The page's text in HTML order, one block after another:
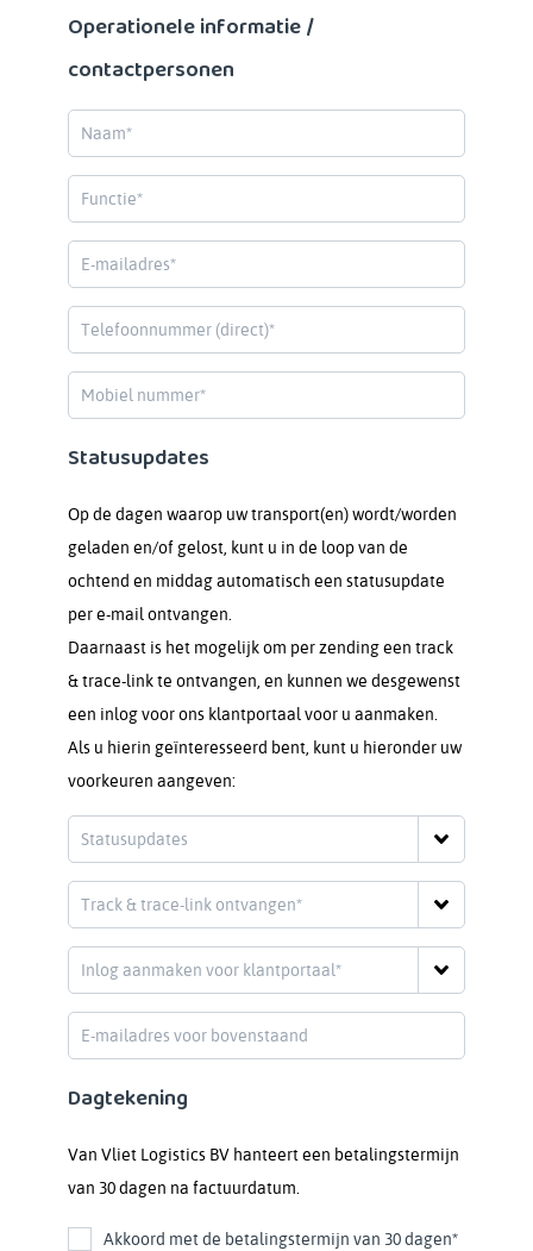
Operationele informatie /
contactpersonen
Statusupdates
Op de dagen waarop uw transport(en) wordt/worden
geladen en/of gelost, kunt u in de loop van de
ochtend en middag automatisch een statusupdate
per e-mail ontvangen.
Daarnaast is het mogelijk om per zending een track
& trace-link te ontvangen, en kunnen we desgewenst
een inlog voor ons klantportaal voor u aanmaken.
Als u hierin geïnteresseerd bent, kunt u hieronder uw
voorkeuren aangeven:
Dagtekening
Van Vliet Logistics BV hanteert een betalingstermijn
van 30 dagen na factuurdatum.
Akkoord met de betalingstermijn van 30 dagen*